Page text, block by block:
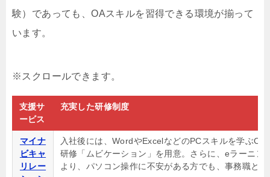
験）であっても、OAスキルを習得できる環境が揃って
います。
支援サ
ービス
充実した研修制度
マイナ
ビキャ
リレー
入社後には、WordやExcelなどのPCスキルを学ぶ
研修「ムビケーション」を用意。さらに、eラーニ
より、パソコン操作に不安がある方でも、事務職と